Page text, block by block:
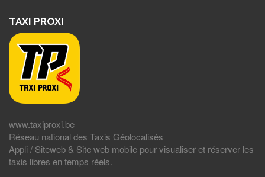
TAXI PROXI
www.taxiproxi.be
Réseau national des Taxis Géolocalisés
Appli / Siteweb & Site web mobile pour visualiser et réserver les
taxis libres en temps réels.